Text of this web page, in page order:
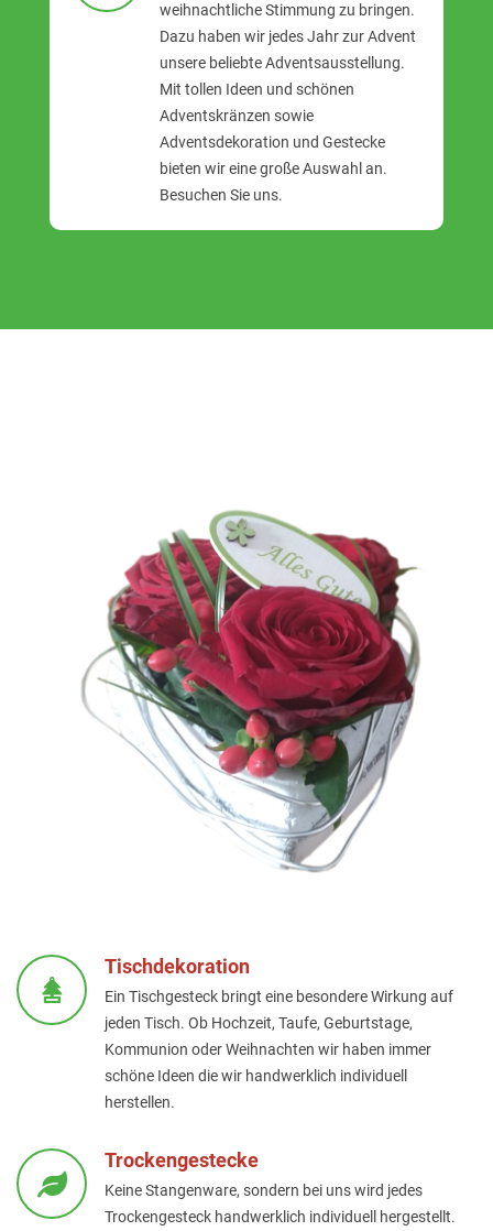
weihnachtliche Stimmung zu bringen.
Dazu haben wir jedes Jahr zur Advent
unsere beliebte Adventsausstellung.
Mit tollen Ideen und schönen
Adventskränzen sowie
Adventsdekoration und Gestecke
bieten wir eine große Auswahl an.
Besuchen Sie uns.
Tischdekoration
Ein Tischgesteck bringt eine besondere Wirkung auf
jeden Tisch. Ob Hochzeit, Taufe, Geburtstage,
Kommunion oder Weihnachten wir haben immer
schöne Ideen die wir handwerklich individuell
herstellen.
Trockengestecke
Keine Stangenware, sondern bei uns wird jedes
Trockengesteck handwerklich individuell hergestellt.